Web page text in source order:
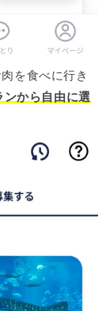
を食べに行き
から自由に選